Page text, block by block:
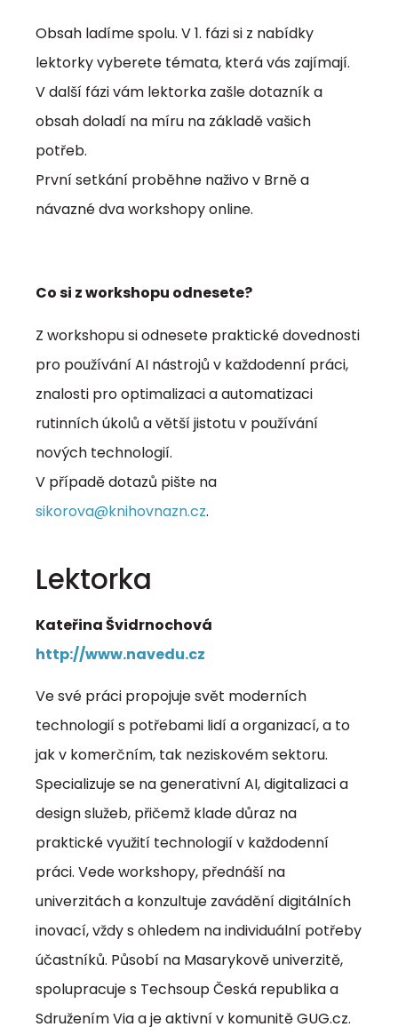
Obsah ladíme spolu. V 1. fázi si z nabídky
lektorky vyberete témata, která vás zajímají.
V další fázi vám lektorka zašle dotazník a
obsah doladí na míru na základě vašich
potřeb.
První setkání proběhne naživo v Brně a
návazné dva workshopy online.
Co si z workshopu odnesete?
Z workshopu si odnesete praktické dovednosti
pro používání AI nástrojů v každodenní práci,
znalosti pro optimalizaci a automatizaci
rutinních úkolů a větší jistotu v používání
nových technologií.
V případě dotazů pište na
sikorova@knihovnazn.cz.
Lektorka
Kateřina Švidrnochová
http://www.navedu.cz
Ve své práci propojuje svět moderních
technologií s potřebami lidí a organizací, a to
jak v komerčním, tak neziskovém sektoru.
Specializuje se na generativní AI, digitalizaci a
design služeb, přičemž klade důraz na
praktické využití technologií v každodenní
práci. Vede workshopy, přednáší na
univerzitách a konzultuje zavádění digitálních
inovací, vždy s ohledem na individuální potřeby
účastníků. Působí na Masarykově univerzitě,
spolupracuje s Techsoup Česká republika a
Sdružením Via a je aktivní v komunitě GUG.cz.